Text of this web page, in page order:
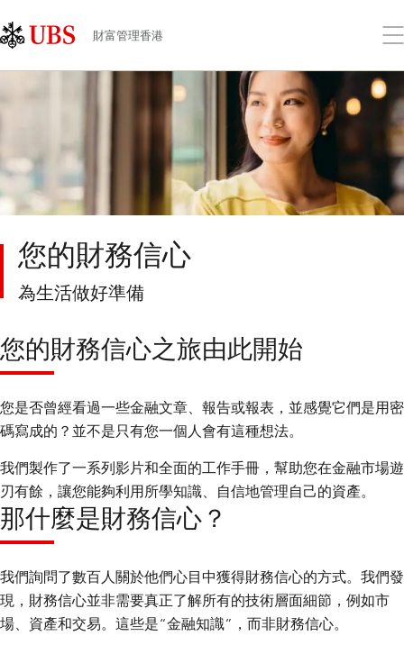
Links
Area
財富管理香港
打
功
能
表
您的財務信心
為生活做好準備
您的財務信心之旅由此開始
您是否曾經看過一些金融文章、報告或報表，並感覺它們是用密
碼寫成的？並不是只有您一個人會有這種想法。
我們製作了一系列影片和全面的工作手冊，幫助您在金融市場遊
刃有餘，讓您能夠利用所學知識、自信地管理自己的資產。
那什麼是財務信心？
我們詢問了數百人關於他們心目中獲得財務信心的方式。我們發
現，財務信心並非需要真正了解所有的技術層面細節，例如市
場、資產和交易。這些是“金融知識”，而非財務信心。